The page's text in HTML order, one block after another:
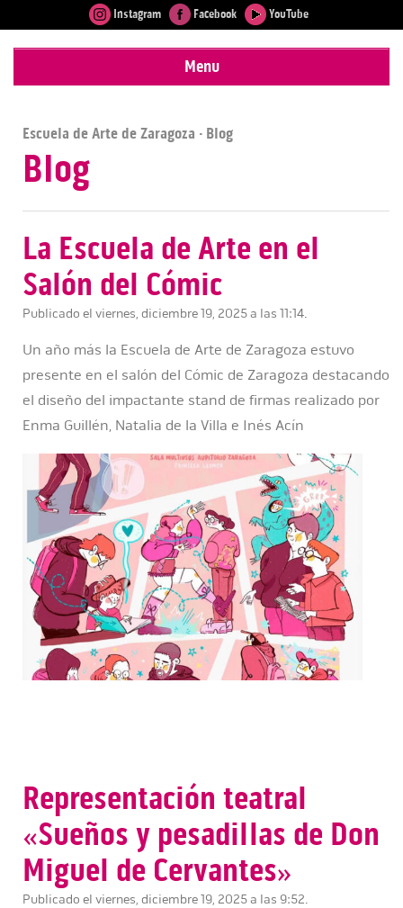
Instagram Facebook YouTube
Menu
Escuela de Arte de Zaragoza · Blog
Blog
La Escuela de Arte en el
Salón del Cómic
Publicado el viernes, diciembre 19, 2025 a las 11:14.
Un año más la Escuela de Arte de Zaragoza estuvo
presente en el salón del Cómic de Zaragoza destacando
el diseño del impactante stand de firmas realizado por
Enma Guillén, Natalia de la Villa e Inés Acín
Representación teatral
«Sueños y pesadillas de Don
Miguel de Cervantes»
Publicado el viernes, diciembre 19, 2025 a las 9:52.